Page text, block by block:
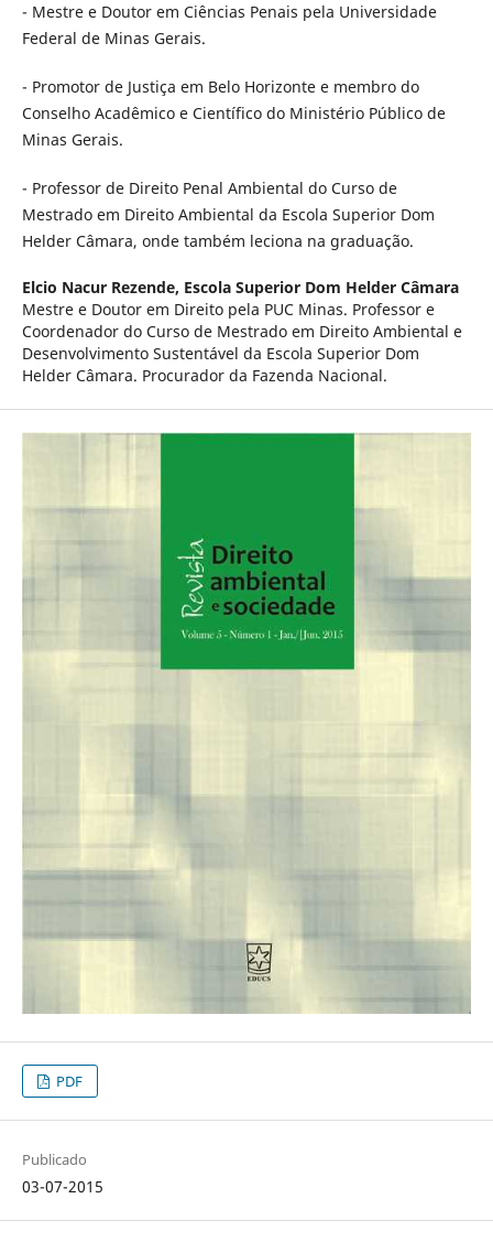
- Mestre e Doutor em Ciências Penais pela Universidade
Federal de Minas Gerais.
- Promotor de Justiça em Belo Horizonte e membro do
Conselho Acadêmico e Científico do Ministério Público de
Minas Gerais.
- Professor de Direito Penal Ambiental do Curso de
Mestrado em Direito Ambiental da Escola Superior Dom
Helder Câmara, onde também leciona na graduação.
Elcio Nacur Rezende, Escola Superior Dom Helder Câmara
Mestre e Doutor em Direito pela PUC Minas. Professor e
Coordenador do Curso de Mestrado em Direito Ambiental e
Desenvolvimento Sustentável da Escola Superior Dom
Helder Câmara. Procurador da Fazenda Nacional.
PDF
Publicado
03-07-2015